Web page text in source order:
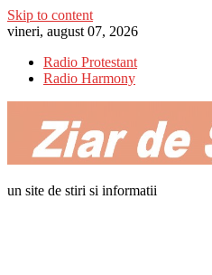
Skip to content
vineri, august 07, 2026
Radio Protestant
Radio Harmony
un site de stiri si informatii